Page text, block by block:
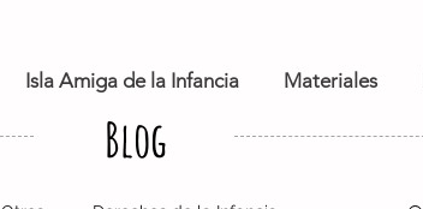
Isla Amiga de la Infancia Materiales
Blog